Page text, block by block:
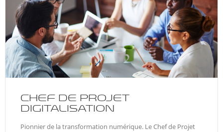
CHEF DE PROJET
DIGITALISATION
Pionnier de la transformation numérique. Le Chef de Projet